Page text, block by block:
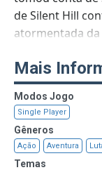
de Silent Hill
atormentada
Antes de
mortais para
trás do mal que
Silent Hill
totalmente
Yamaoka
Mais
Modos Jogo
Single Player
Gêneros
Ação Aventura
Temas